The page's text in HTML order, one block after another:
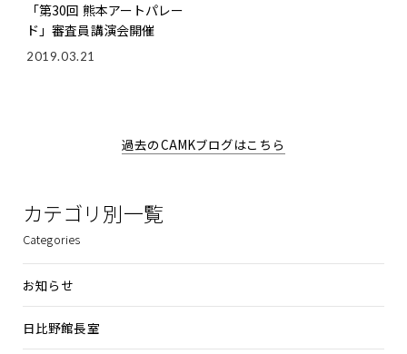
「第30回 熊本アートパレー
ド」審査員講演会開催
2019.03.21
過去のCAMKブログはこちら
カテゴリ別一覧
Categories
お知らせ
日比野館長室